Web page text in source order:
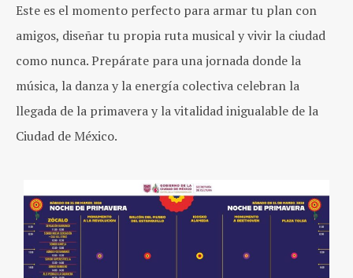
Este es el momento perfecto para armar tu plan con
amigos, diseñar tu propia ruta musical y vivir la ciudad
como nunca. Prepárate para una jornada donde la
música, la danza y la energía colectiva celebran la
llegada de la primavera y la vitalidad inigualable de la
Ciudad de México.